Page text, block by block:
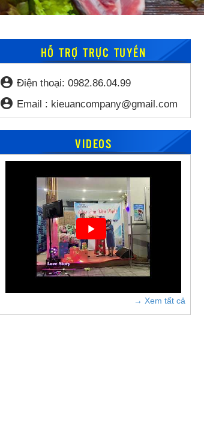
HỖ TRỢ TRỰC TUYẾN
account_circle Điện thoại: 0982.86.04.99
account_circle Email : kieuancompany@gmail.com
VIDEOS
→ Xem tất cả